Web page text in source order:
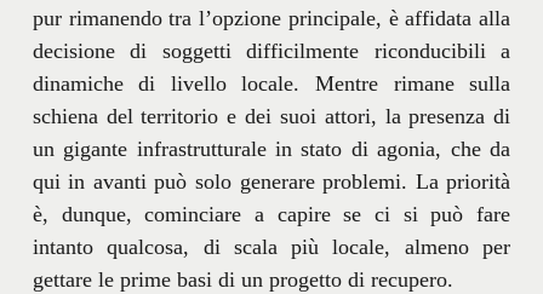
pur rimanendo tra l’opzione principale, è affidata alla
decisione di soggetti difficilmente riconducibili a
dinamiche di livello locale. Mentre rimane sulla
schiena del territorio e dei suoi attori, la presenza di
un gigante infrastrutturale in stato di agonia, che da
qui in avanti può solo generare problemi. La priorità
è, dunque, cominciare a capire se ci si può fare
intanto qualcosa, di scala più locale, almeno per
gettare le prime basi di un progetto di recupero.